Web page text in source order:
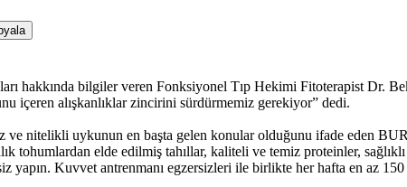
hakkında bilgiler veren Fonksiyonel Tıp Hekimi Fitoterapist Dr.
içeren alışkanlıklar zincirini sürdürmemiz gerekiyor” dedi.
ve nitelikli uykunun en başta gelen konular olduğunu ifade eden
tohumlardan elde edilmiş tahıllar, kaliteli ve temiz proteinler,
yapın. Kuvvet antrenmanı egzersizleri ile birlikte her hafta en az